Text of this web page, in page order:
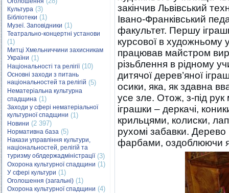
Культура (3)
Бібліотеки (1)
Музеї. Заповідники (1)
Театрально-концертні установи
(1)
Митці Хмельниччини захисникам
України (1)
Національності та релігії(10)
Основні заходи з питань
національностей та релігій (5)
Нематеріальна культурна
спадщина (1)
Заходи у сфері нематеріальної
культурної спадщини (1)
Новини (2 397)
Нормативна база (5)
Накази управління культури,
національностей, релігій та
туризму облдержадміністрації(3)
Охорона культурної спадщини (1)
У сфері культури (1)
Оголошення (загальні) (1)
Охорона культурної спадщини (4)
закінчив Львівський
Івано-Франківський
факультет. Першу
курсової в художньому
працював майстром
різьблення в рідному
дитячої дерев’яної
осики, яка, як здавна
усе зле. Отож, з-під
іграшки – деркачі,
крильцями, колиски,
рухомі забавки.
фарбами, оздоблюючи